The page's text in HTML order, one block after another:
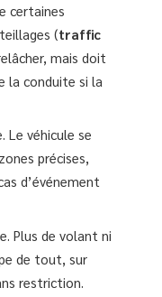
certaines
(traffic
mais doit
la conduite si la
Le véhicule se
précises,
d’événement
Plus de volant ni
de tout, sur
restriction.